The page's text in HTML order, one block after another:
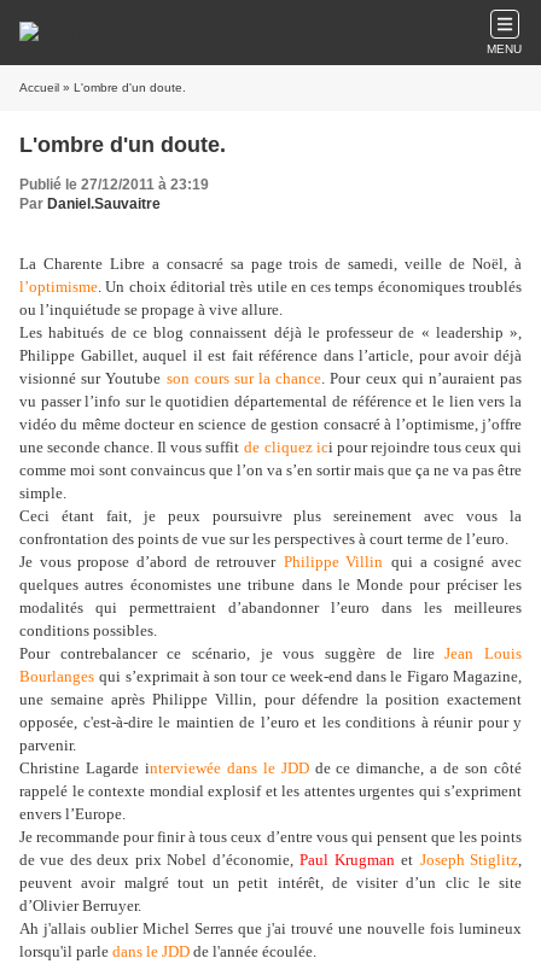
MENU
Accueil » L'ombre d'un doute.
L'ombre d'un doute.
Publié le 27/12/2011 à 23:19
Par Daniel.Sauvaitre
La Charente Libre a consacré sa page trois de samedi, veille de Noël, à
l’optimisme. Un choix éditorial très utile en ces temps économiques troublés
ou l’inquiétude se propage à vive allure.
Les habitués de ce blog connaissent déjà le professeur de « leadership »,
Philippe Gabillet, auquel il est fait référence dans l’article, pour avoir déjà
visionné sur Youtube son cours sur la chance. Pour ceux qui n’auraient pas
vu passer l’info sur le quotidien départemental de référence et le lien vers la
vidéo du même docteur en science de gestion consacré à l’optimisme, j’offre
une seconde chance. Il vous suffit de cliquez ici pour rejoindre tous ceux qui
comme moi sont convaincus que l’on va s’en sortir mais que ça ne va pas être
simple.
Ceci étant fait, je peux poursuivre plus sereinement avec vous la
confrontation des points de vue sur les perspectives à court terme de l’euro.
Je vous propose d’abord de retrouver Philippe Villin qui a cosigné avec
quelques autres économistes une tribune dans le Monde pour préciser les
modalités qui permettraient d’abandonner l’euro dans les meilleures
conditions possibles.
Pour contrebalancer ce scénario, je vous suggère de lireJean Louis
Bourlanges qui s’exprimait à son tour ce week-end dans le Figaro Magazine,
une semaine après Philippe Villin, pour défendre la position exactement
opposée, c'est-à-dire le maintien de l’euro et les conditions à réunir pour y
parvenir.
Christine Lagarde interviewée dans le JDDde ce dimanche, a de son côté
rappelé le contexte mondial explosif et les attentes urgentes qui s’expriment
envers l’Europe.
Je recommande pour finir à tous ceux d’entre vous qui pensent que les points
de vue des deux prix Nobel d’économie, Paul Krugman et Joseph Stiglitz,
peuvent avoir malgré tout un petit intérêt, de visiter d’un clic le site
d’Olivier Berruyer.
Ah j'allais oublier Michel Serres que j'ai trouvé une nouvelle fois lumineux
lorsqu'il parle dans le JDD de l'année écoulée.